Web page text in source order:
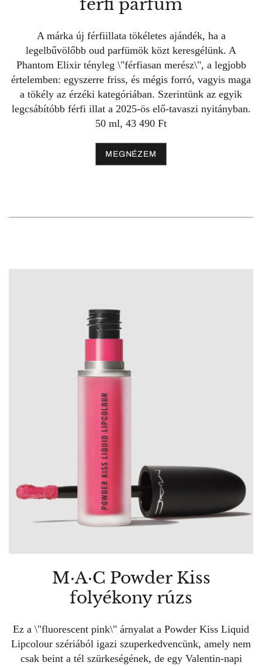
férfi parfüm
A márka új férfiillata tökéletes ajándék, ha a
legelbűvölőbb oud parfümök közt keresgélünk. A
Phantom Elixir tényleg \"férfiasan merész\", a legjobb
értelemben: egyszerre friss, és mégis forró, vagyis maga
a tökély az érzéki kategóriában. Szerintünk az egyik
legcsábítóbb férfi illat a 2025-ös elő-tavaszi nyitányban.
50 ml, 43 490 Ft
MEGNÉZEM
M·A·C Powder Kiss
folyékony rúzs
Ez a \"fluorescent pink\" árnyalat a Powder Kiss Liquid
Lipcolour szériából igazi szuperkedvencünk, amely nem
csak beint a tél szürkeségének, de egy Valentin-napi